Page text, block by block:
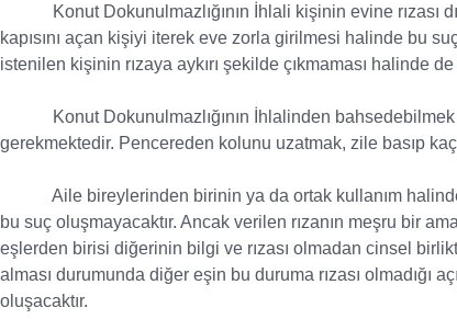
Konut Dokunulmazlığının İhlali kişinin evine rızası
kapısını açan kişiyi iterek eve zorla girilmesi halinde bu
istenilen kişinin rızaya aykırı şekilde çıkmaması halinde
Konut Dokunulmazlığının İhlalinden bahsedebilmek
gerekmektedir. Pencereden kolunu uzatmak, zile basıp
Aile bireylerinden birinin ya da ortak kullanım halinde
bu suç oluşmayacaktır. Ancak verilen rızanın meşru bir
eşlerden birisi diğerinin bilgi ve rızası olmadan cinsel
alması durumunda diğer eşin bu duruma rızası olmadığı
oluşacaktır.